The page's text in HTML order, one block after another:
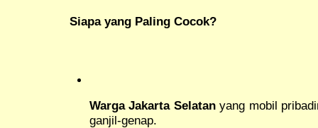
Siapa yang Paling Cocok?
Warga Jakarta Selatanyang mobil
ganjil-genap.